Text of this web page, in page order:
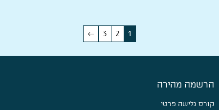
1
2
3
←
הרשמה מהירה
קורס גלישה פרטי